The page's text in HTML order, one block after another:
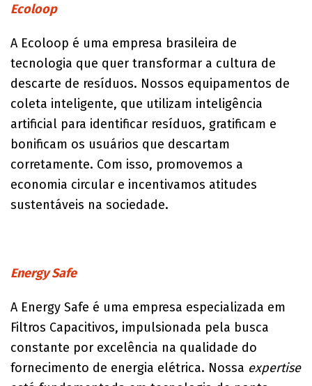
Ecoloop
A Ecoloop é uma empresa brasileira de
tecnologia que quer transformar a cultura de
descarte de resíduos. Nossos equipamentos de
coleta inteligente, que utilizam inteligência
artificial para identificar resíduos, gratificam e
bonificam os usuários que descartam
corretamente. Com isso, promovemos a
economia circular e incentivamos atitudes
sustentáveis na sociedade.
Energy Safe
A Energy Safe é uma empresa especializada em
Filtros Capacitivos, impulsionada pela busca
constante por excelência na qualidade do
fornecimento de energia elétrica. Nossa expertise